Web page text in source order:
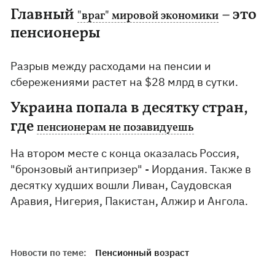
Главный "враг" мировой экономики – это
пенсионеры
Разрыв между расходами на пенсии и
сбережениями растет на $28 млрд в сутки.
Украина попала в десятку стран,
гдепенсионерам не позавидуешь
На втором месте с конца оказалась Россия,
"бронзовый антипризер" - Иордания. Также в
десятку худших вошли Ливан, Саудовская
Аравия, Нигерия, Пакистан, Алжир и Ангола.
Новости по теме:
Пенсионный возраст